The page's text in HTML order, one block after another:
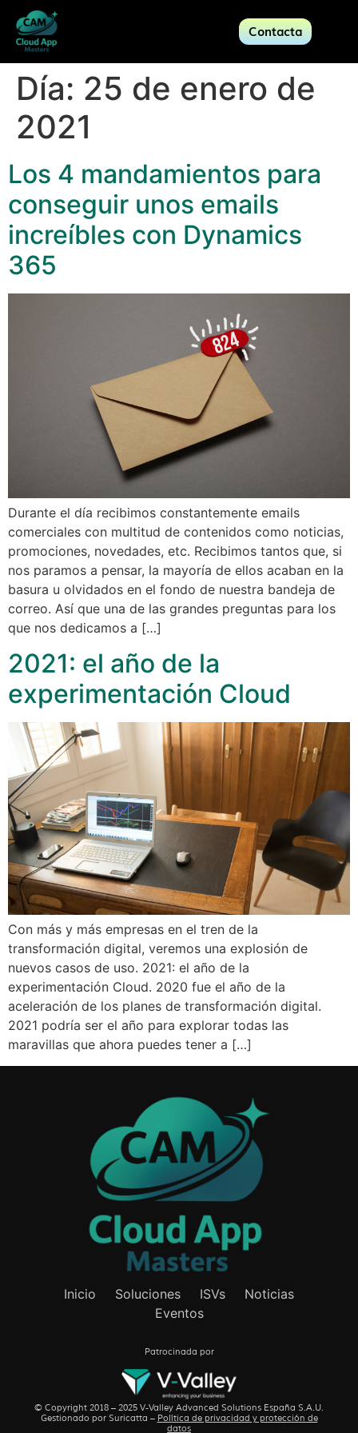
Contacta
Día: 25 de enero de
2021
Los 4 mandamientos para
conseguir unos emails
increíbles con Dynamics
365
Durante el día recibimos constantemente emails
comerciales con multitud de contenidos como noticias,
promociones, novedades, etc. Recibimos tantos que, si
nos paramos a pensar, la mayoría de ellos acaban en la
basura u olvidados en el fondo de nuestra bandeja de
correo. Así que una de las grandes preguntas para los
que nos dedicamos a […]
2021: el año de la
experimentación Cloud
Con más y más empresas en el tren de la
transformación digital, veremos una explosión de
nuevos casos de uso. 2021: el año de la
experimentación Cloud. 2020 fue el año de la
aceleración de los planes de transformación digital.
2021 podría ser el año para explorar todas las
maravillas que ahora puedes tener a […]
Inicio Soluciones ISVs
Noticias
Eventos
Patrocinada por
© Copyright 2018 – 2025 V-Valley Advanced Solutions España S.A.U.
Gestionado por Suricatta – Política de privacidad y protección de
datos